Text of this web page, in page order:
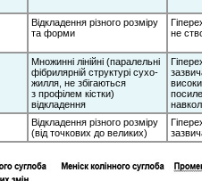
Відкладення різного розміру
та форми
не
Множинні лінійні (паралельні
фібрилярній структурі сухо­
жилля, не збігаються
з профілем кістки)
відкладення
Відкладення різного розміру
(від точкових до великих)